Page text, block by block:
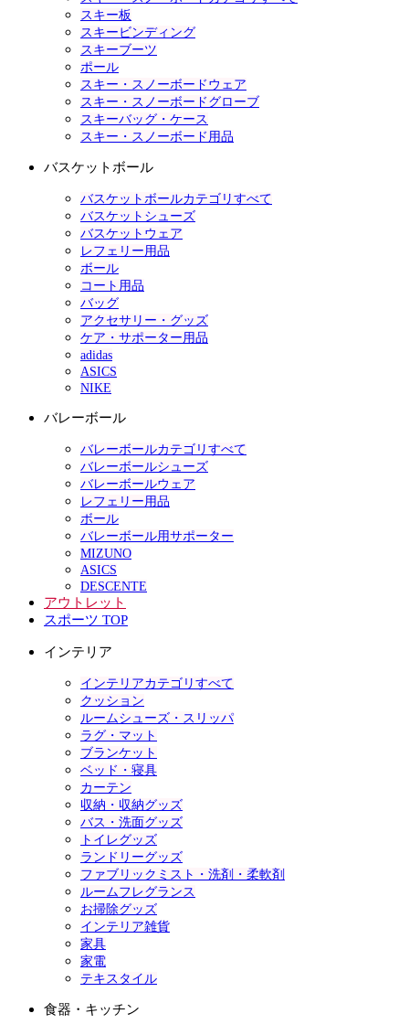
スキー板
スキービンディング
スキーブーツ
ポール
スキー・スノーボードウェア
スキー・スノーボードグローブ
スキーバッグ・ケース
スキー・スノーボード用品
バスケットボール
バスケットボールカテゴリすべて
バスケットシューズ
バスケットウェア
レフェリー用品
ボール
コート用品
バッグ
アクセサリー・グッズ
ケア・サポーター用品
adidas
ASICS
NIKE
バレーボール
バレーボールカテゴリすべて
バレーボールシューズ
バレーボールウェア
レフェリー用品
ボール
バレーボール用サポーター
MIZUNO
ASICS
DESCENTE
アウトレット
スポーツ TOP
インテリア
インテリアカテゴリすべて
クッション
ルームシューズ・スリッパ
ラグ・マット
ブランケット
ベッド・寝具
カーテン
収納・収納グッズ
バス・洗面グッズ
トイレグッズ
ランドリーグッズ
ファブリックミスト・洗剤・柔軟剤
ルームフレグランス
お掃除グッズ
インテリア雑貨
家具
家電
テキスタイル
食器・キッチン